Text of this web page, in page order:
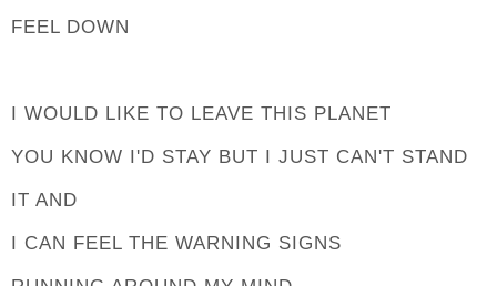
FEEL DOWN
I WOULD LIKE TO LEAVE THIS PLANET
YOU KNOW I'D STAY BUT I JUST CAN'T STAND
IT AND
I CAN FEEL THE WARNING SIGNS